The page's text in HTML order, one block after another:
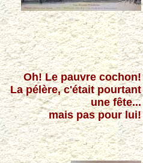
Oh! Le pauvre cochon!
La pélère, c'était pourtant
une fête...
mais pas pour lui!